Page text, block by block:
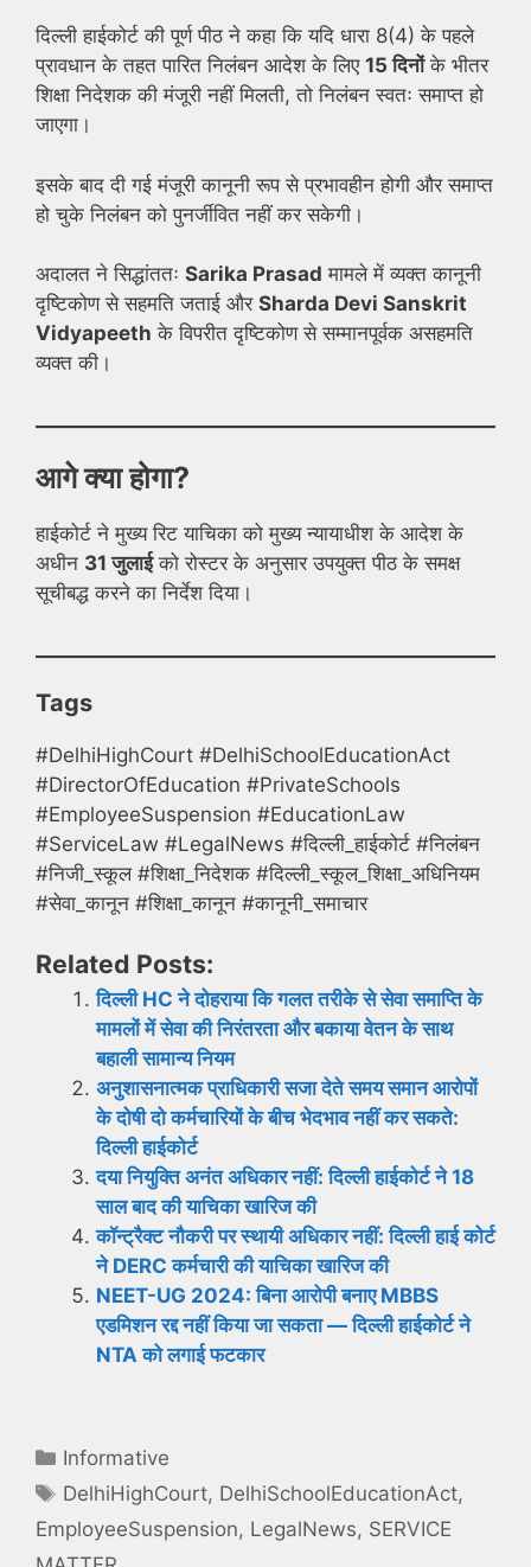
दिल्ली हाईकोर्ट की पूर्ण पीठ ने कहा कि यदि धारा 8(4) के पहले
प्रावधान के तहत पारित निलंबन आदेश के लिए 15 दिनोंके भीतर
शिक्षा निदेशक की मंजूरी नहीं मिलती, तो निलंबन स्वतः समाप्त हो
जाएगा।
इसके बाद दी गई मंजूरी कानूनी रूप से प्रभावहीन होगी और समाप्त
हो चुके निलंबन को पुनर्जीवित नहीं कर सकेगी।
अदालत ने सिद्धांततः Sarika Prasad मामले में व्यक्त कानूनी
दृष्टिकोण से सहमति जताई और Sharda Devi Sanskrit
Vidyapeeth के विपरीत दृष्टिकोण से सम्मानपूर्वक असहमति
व्यक्त की।
आगे क्या होगा?
हाईकोर्ट ने मुख्य रिट याचिका को मुख्य न्यायाधीश के आदेश के
अधीन 31 जुलाईको रोस्टर के अनुसार उपयुक्त पीठ के समक्ष
सूचीबद्ध करने का निर्देश दिया।
Tags
#DelhiHighCourt #DelhiSchoolEducationAct
#DirectorOfEducation #PrivateSchools
#EmployeeSuspension #EducationLaw
#ServiceLaw #LegalNews #दिल्ली_हाईकोर्ट #निलंबन
#निजी_स्कूल #शिक्षा_निदेशक #दिल्ली_स्कूल_शिक्षा_अधिनियम
#सेवा_कानून #शिक्षा_कानून #कानूनी_समाचार
Related Posts:
दिल्ली HC ने दोहराया कि गलत तरीके से सेवा समाप्ति के
मामलों में सेवा की निरंतरता और बकाया वेतन के साथ
बहाली सामान्य नियम
अनुशासनात्मक प्राधिकारी सजा देते समय समान आरोपों
के दोषी दो कर्मचारियों के बीच भेदभाव नहीं कर सकते:
दिल्ली हाईकोर्ट
दया नियुक्ति अनंत अधिकार नहीं: दिल्ली हाईकोर्ट ने 18
साल बाद की याचिका खारिज की
कॉन्ट्रैक्ट नौकरी पर स्थायी अधिकार नहीं: दिल्ली हाई कोर्ट
ने DERC कर्मचारी की याचिका खारिज की
NEET-UG 2024: बिना आरोपी बनाए MBBS
एडमिशन रद्द नहीं किया जा सकता — दिल्ली हाईकोर्ट ने
NTA को लगाई फटकार
Categories
Informative
Tags
DelhiHighCourt, DelhiSchoolEducationAct,
EmployeeSuspension, LegalNews, SERVICE